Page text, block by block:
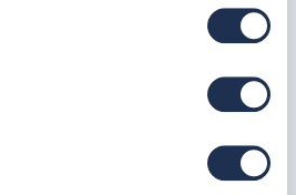
Opbouwframe breed 135-28-7